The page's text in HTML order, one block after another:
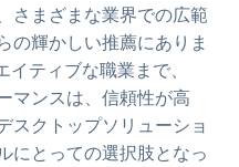
まざまな業界での広範
の輝かしい推薦にありま
ティブな職業まで、
ンスは、信頼性が高
スクトップソリューショ
にとっての選択肢となっ